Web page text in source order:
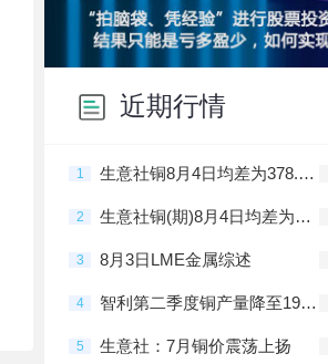
近期行情
1 生意社铜8月4日均差为378.33元/吨 由正向缩小重新扩大
2 生意社铜(期)8月4日均差为378.33元/吨 由正向缩小重新扩大
3 8月3日LME金属综述
4 智利第二季度铜产量降至19年来最低水平
5 生意社：7月铜价震荡上扬